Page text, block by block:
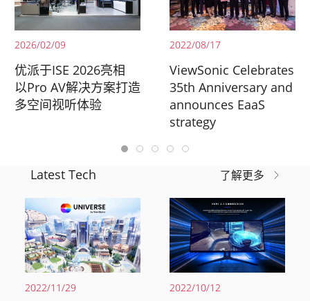
2026/02/09
优派于ISE 2026亮相
以Pro AV解决方案打造
多空间视听体验
2022/08/17
ViewSonic Celebrates
35th Anniversary and
announces EaaS
strategy
Latest Tech 了解更多
2022/11/29 2022/10/12